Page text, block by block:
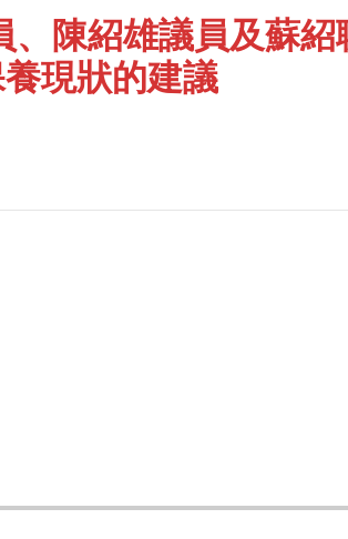
陳紹雄議員及蘇紹
現狀的建議